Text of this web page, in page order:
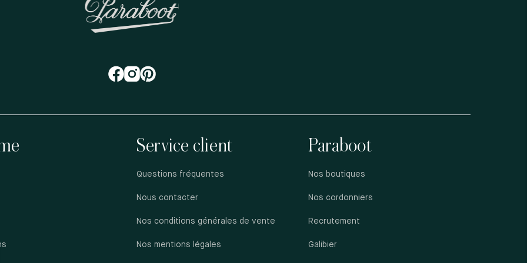
Service client
Questions fréquentes
Nous contacter
Nos conditions générales de vente
Nos mentions légales
Paraboot
Nos boutiques
Nos cordonniers
Recrutement
Galibier